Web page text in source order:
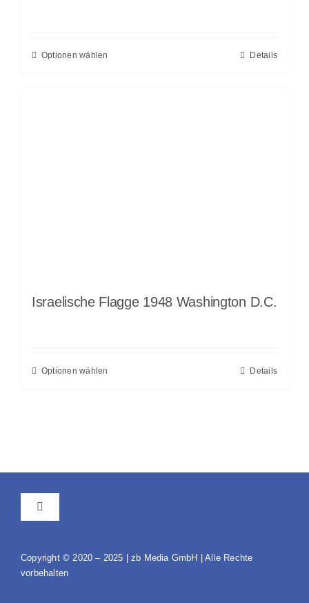
Optionen wählen Details
Israelische Flagge 1948 Washington D.C.
Optionen wählen Details
Toggle
Navigation
Copyright © 2020 – 2025 | zb Media GmbH | Alle Rechte
vorbehalten